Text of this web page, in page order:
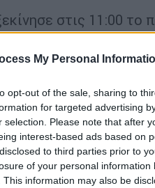
My Personal
opt-out of the sale, sharing to
for targeted advertising
selection. Please note that after
interest-based ads based on
to third parties prior to
of your personal information
This information may also be
στις 11:00 το
«παρών», ηΓΣΕΕ, η
ξεκίνησε η
είθισται οι
τη σήψη και τη
και αισιοδοξίας!
9fafQpU0nc
9, 2022